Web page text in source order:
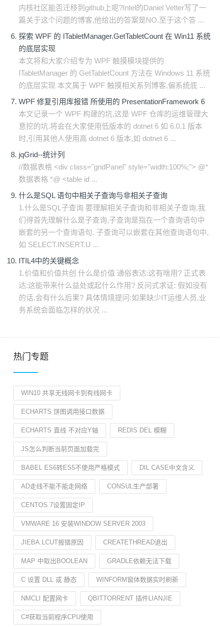
内核社区能否迁移到github上呢?Intel的Daniel Vetter写了一
篇关于这个问题的博客,他给出的答案是NO.至于这个答 ...
探索 WPF 的 ITabletManager.GetTabletCount 在 Win11 系统
的底层实现
本文将和大家介绍专为 WPF 触摸模块提供的
ITabletManager 的 GetTabletCount 方法在 Windows 11 系统
的底层实现 本文属于 WPF 触摸相关系列博客,偏系统底 ...
WPF 修复引用库报错 所使用的 PresentationFramework 6
本文记录一个 WPF 构建的坑,这是 WPF 仓库的运维管理大
意挖的坑.将会在大家使用低版本的 dotnet 6 如 6.0.1 版本
时,引用其他人使用高 dotnet 6 版本,如 dotnet 6 ...
jqGrid--统计列
//数据表格 <div class="gridPanel" style="width:100%;"> @*
数据表格 *@ <table id ...
什么是SQL 语句中相关子查询与非相关子查询
1.什么是SQL子查询 要理解相关子查询和非相关子查询,我
们得首先理解什么是子查询,子查询是指在一个查询语句中
嵌套的另一个查询语句. 子查询可以嵌套在其他查询语句中,
如 SELECT.INSERT.U ...
ITIL4中的关键概念
1.价值和价值共创 什么是价值 通俗表达:这有啥用? 正式表
达:这能带来什么益处或起什么作用? 反问式求证: 假如没有
的话,会有什么后果? 具体情境提问:如果缺少IT运维人员,业
务系统会面临怎样的状况 ...
热门专题
WIN10 共享无线网卡到有线网卡
ECHARTS 饼图调用接口数据
ECHARTS 直线 不对应Y轴 REDIS DEL 模糊
JS怎么判断当前页面加载完
BABEL ES6转ES5不使用严格模式 DIL CASE中文含义
AD走线不能不能走网络 CONSUL生产部署
CENTOS 7设置固定IP
VMWARE 16 安装WINDOW SERVER 2003
JIEBA.LCUT报错原因 CREATETHREAD退出
MAP 中取出BOOLEAN GRADLE依赖无法下载
C 设置 DLL 或 静态 WINFORM窗体数据实时刷新
NMCLI 配置网卡 QBITTORRENT 插件LIANJIE
C#获取当前程序CPU使用